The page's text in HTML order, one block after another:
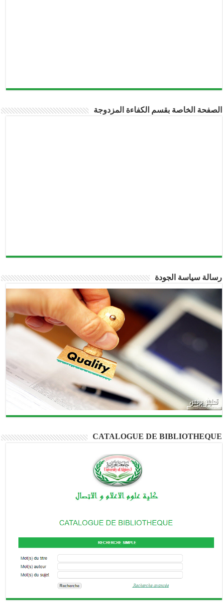
الصفحة الخاصة بقسم الكفاءة المزدوجة
رسالة سياسة الجودة
CATALOGUE DE BIBLIOTHEQUE